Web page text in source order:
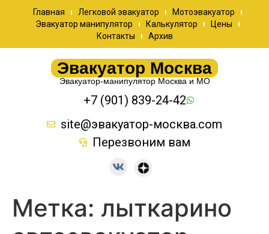
Главная Легковой эвакуатор
Мотоэвакуатор
Эвакуатор манипулятор
Калькулятор
Цены
Контакты
Архив
Эвакуатор Москва
Эвакуатор-манипулятор Москва и МО
+7 (901) 839-24-42
site@эвакуатор-москва.com
Перезвоним вам
Метка: лыткарино